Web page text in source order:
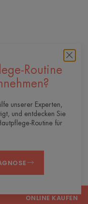
ONLINE KAUFEN
Routine
unserer Experten,
und entdecken Sie
Routine für